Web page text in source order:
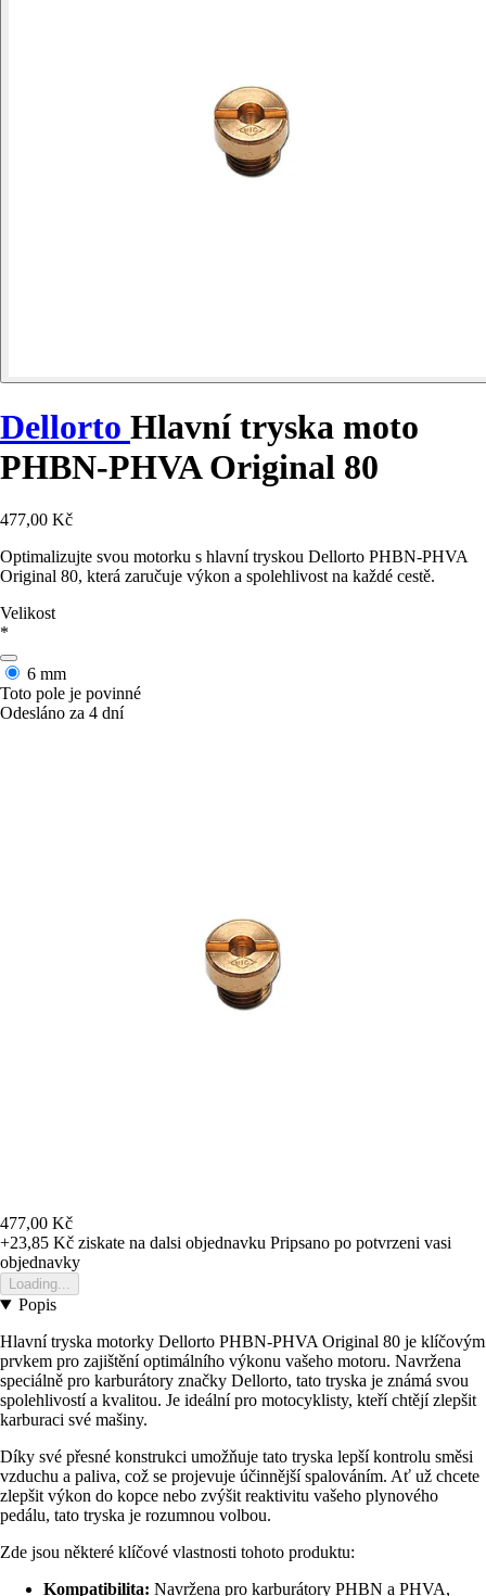
Dellorto Hlavní tryska moto
PHBN-PHVA Original 80
477,00 Kč
Optimalizujte svou motorku s hlavní tryskou Dellorto PHBN-PHVA
Original 80, která zaručuje výkon a spolehlivost na každé cestě.
Velikost
*
6 mm
Toto pole je povinné
Odesláno za 4 dní
477,00 Kč
+23,85 Kč ziskate na dalsi objednavku Pripsano po potvrzeni vasi
objednavky
Loading...
Popis
Hlavní tryska motorky Dellorto PHBN-PHVA Original 80 je klíčovým
prvkem pro zajištění optimálního výkonu vašeho motoru. Navržena
speciálně pro karburátory značky Dellorto, tato tryska je známá svou
spolehlivostí a kvalitou. Je ideální pro motocyklisty, kteří chtějí zlepšit
karburaci své mašiny.
Díky své přesné konstrukci umožňuje tato tryska lepší kontrolu směsi
vzduchu a paliva, což se projevuje účinnější spalováním. Ať už chcete
zlepšit výkon do kopce nebo zvýšit reaktivitu vašeho plynového
pedálu, tato tryska je rozumnou volbou.
Zde jsou některé klíčové vlastnosti tohoto produktu:
Kompatibilita: Navržena pro karburátory PHBN a PHVA,